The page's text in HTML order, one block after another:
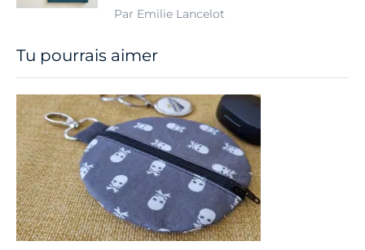
Tu pourrais aimer
Par Emilie Lancelot